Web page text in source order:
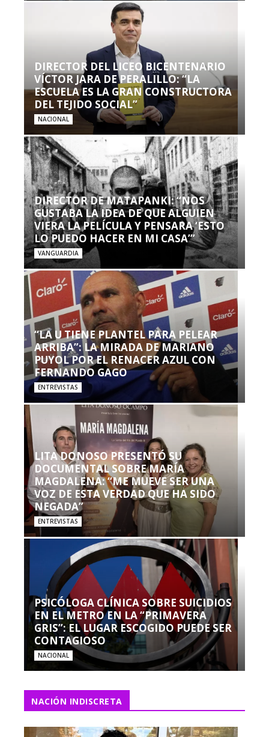
DIRECTOR DEL LICEO BICENTENARIO
VÍCTOR JARA DE PERALILLO: “LA
ESCUELA ES LA GRAN CONSTRUCTORA
DEL TEJIDO SOCIAL”
NACIONAL
DIRECTOR DE MATAPANKI: “NOS
GUSTABA LA IDEA DE QUE ALGUIEN
VIERA LA PELÍCULA Y PENSARA ‘ESTO
LO PUEDO HACER EN MI CASA’”
VANGUARDIA
“LA U TIENE PLANTEL PARA PELEAR
ARRIBA”: LA MIRADA DE MARIANO
PUYOL POR EL RENACER AZUL CON
FERNANDO GAGO
ENTREVISTAS
LITA DONOSO PRESENTÓ SU
DOCUMENTAL SOBRE MARÍA
MAGDALENA: “ME MUEVE SER UNA
VOZ DE ESTA VERDAD QUE HA SIDO
NEGADA”
ENTREVISTAS
PSICÓLOGA CLÍNICA SOBRE SUICIDIOS
EN EL METRO EN LA “PRIMAVERA
GRIS”: EL LUGAR ESCOGIDO PUEDE SER
CONTAGIOSO
NACIONAL
NACIÓN INDISCRETA